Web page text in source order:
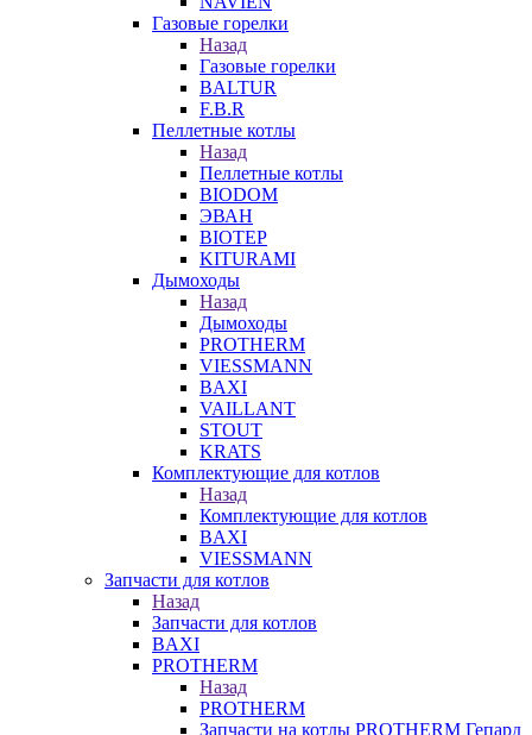
Газовые горелки
Назад
Газовые горелки
BALTUR
F.B.R
Пеллетные котлы
Назад
Пеллетные котлы
BIODOM
ЭВАН
BIOTEP
KITURAMI
Дымоходы
Назад
Дымоходы
PROTHERM
VIESSMANN
BAXI
VAILLANT
STOUT
KRATS
Комплектующие для котлов
Назад
Комплектующие для котлов
BAXI
VIESSMANN
Запчасти для котлов
Назад
Запчасти для котлов
BAXI
PROTHERM
Назад
PROTHERM
Запчасти на котлы PROTHERM Гепард